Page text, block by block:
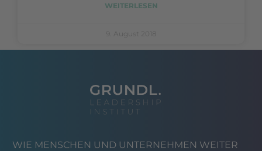
WEITERLESEN
9. August 2018
WIE MENSCHEN UND UNTERNEHMEN WEITER